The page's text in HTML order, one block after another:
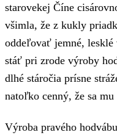
starovekej Číne
všimla, že z kukly
oddeľovať jemné, lesklé
stáť pri zrode výroby
dlhé stáročia prísne
natoľko cenný, že sa
Výroba pravého